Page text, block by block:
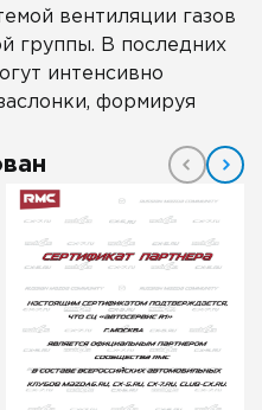
вентиляции газов
группы. В последних
интенсивно
формируя